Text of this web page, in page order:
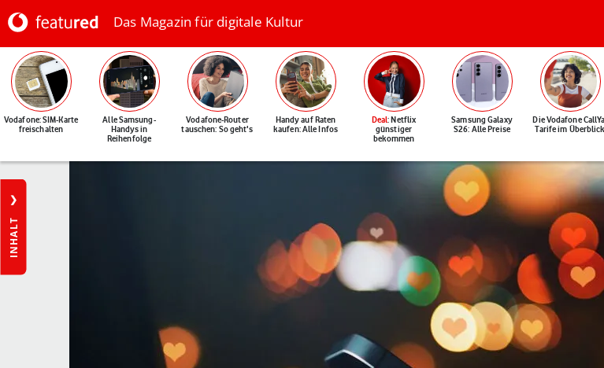
Das Magazin für digitale Kultur
Vodafone: SIM-Karte
freischalten
Alle Samsung-
Handys in
Reihenfolge
Vodafone-Router
tauschen: So geht's
Handy auf Raten
kaufen: Alle Infos
Deal: Netflix
günstiger
bekommen
Samsung Galaxy
S26: Alle Preise
Die Vodafone
Tarife im Überblick
INHALT